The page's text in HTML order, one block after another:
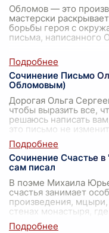
Обломов — это
мастерски
борьбы героя с
письма, написанного
Сочинение Письмо
Обломовым)
Дорогая Ольга
чтобы выразить все,
решаюсь написать
это письмо не
Сочинение Счастье
сам писал
В поэме Михаила
счастья занимает
произведения,
стенах монастыря,